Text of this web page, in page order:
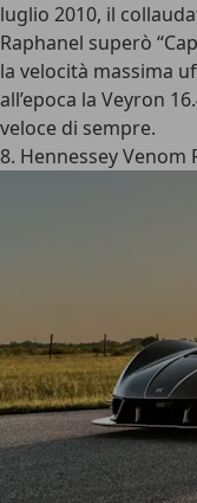
luglio 2010, il
Raphanel superò
la velocità massima
all’epoca la Veyron
veloce di sempre.
8. Hennessey Venom